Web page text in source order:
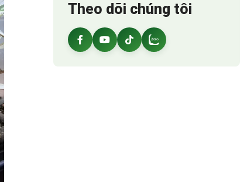
Theo dõi chúng tôi